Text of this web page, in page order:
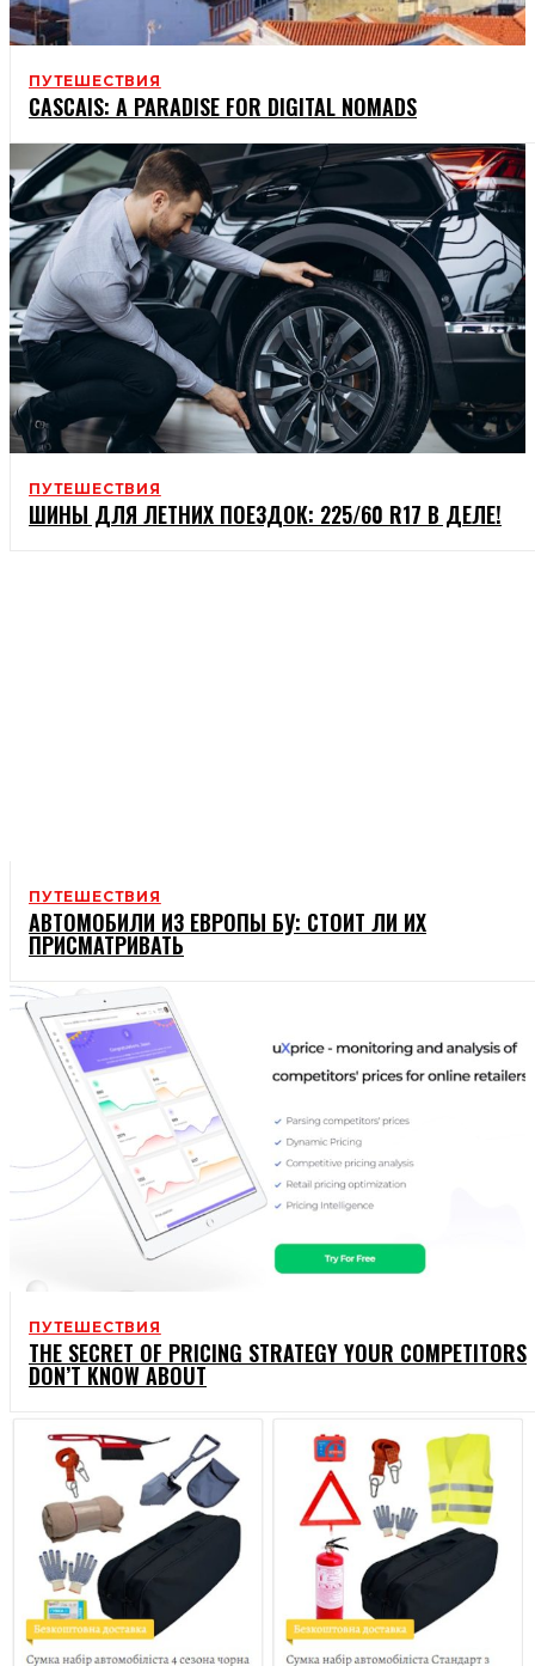
ПУТЕШЕСТВИЯ
CASCAIS: A PARADISE FOR DIGITAL NOMADS
ПУТЕШЕСТВИЯ
ШИНЫ ДЛЯ ЛЕТНИХ ПОЕЗДОК: 225/60 R17 В ДЕЛЕ!
ПУТЕШЕСТВИЯ
АВТОМОБИЛИ ИЗ ЕВРОПЫ БУ: СТОИТ ЛИ ИХ
ПРИСМАТРИВАТЬ
ПУТЕШЕСТВИЯ
THE SECRET OF PRICING STRATEGY YOUR COMPETITORS
DON’T KNOW ABOUT